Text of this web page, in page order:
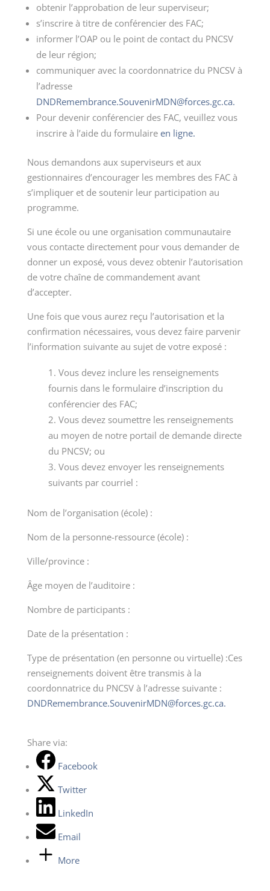
obtenir l’approbation de leur superviseur;
s’inscrire à titre de conférencier des FAC;
informer l’OAP ou le point de contact du PNCSV
de leur région;
communiquer avec la coordonnatrice du PNCSV à
l’adresse
DNDRemembrance.SouvenirMDN@forces.gc.ca.
Pour devenir conférencier des FAC, veuillez vous
inscrire à l’aide du formulaire en ligne.
Nous demandons aux superviseurs et aux
gestionnaires d’encourager les membres des FAC à
s’impliquer et de soutenir leur participation au
programme.
Si une école ou une organisation communautaire
vous contacte directement pour vous demander de
donner un exposé, vous devez obtenir l’autorisation
de votre chaîne de commandement avant
d’accepter.
Une fois que vous aurez reçu l’autorisation et la
confirmation nécessaires, vous devez faire parvenir
l’information suivante au sujet de votre exposé :
Vous devez inclure les renseignements
fournis dans le formulaire d’inscription du
conférencier des FAC;
Vous devez soumettre les renseignements
au moyen de notre portail de demande directe
du PNCSV; ou
Vous devez envoyer les renseignements
suivants par courriel :
Nom de l’organisation (école) :
Nom de la personne-ressource (école) :
Ville/province :
Âge moyen de l’auditoire :
Nombre de participants :
Date de la présentation :
Type de présentation (en personne ou virtuelle) :Ces
renseignements doivent être transmis à la
coordonnatrice du PNCSV à l’adresse suivante :
DNDRemembrance.SouvenirMDN@forces.gc.ca.
Share via:
Facebook
Twitter
LinkedIn
Email
More